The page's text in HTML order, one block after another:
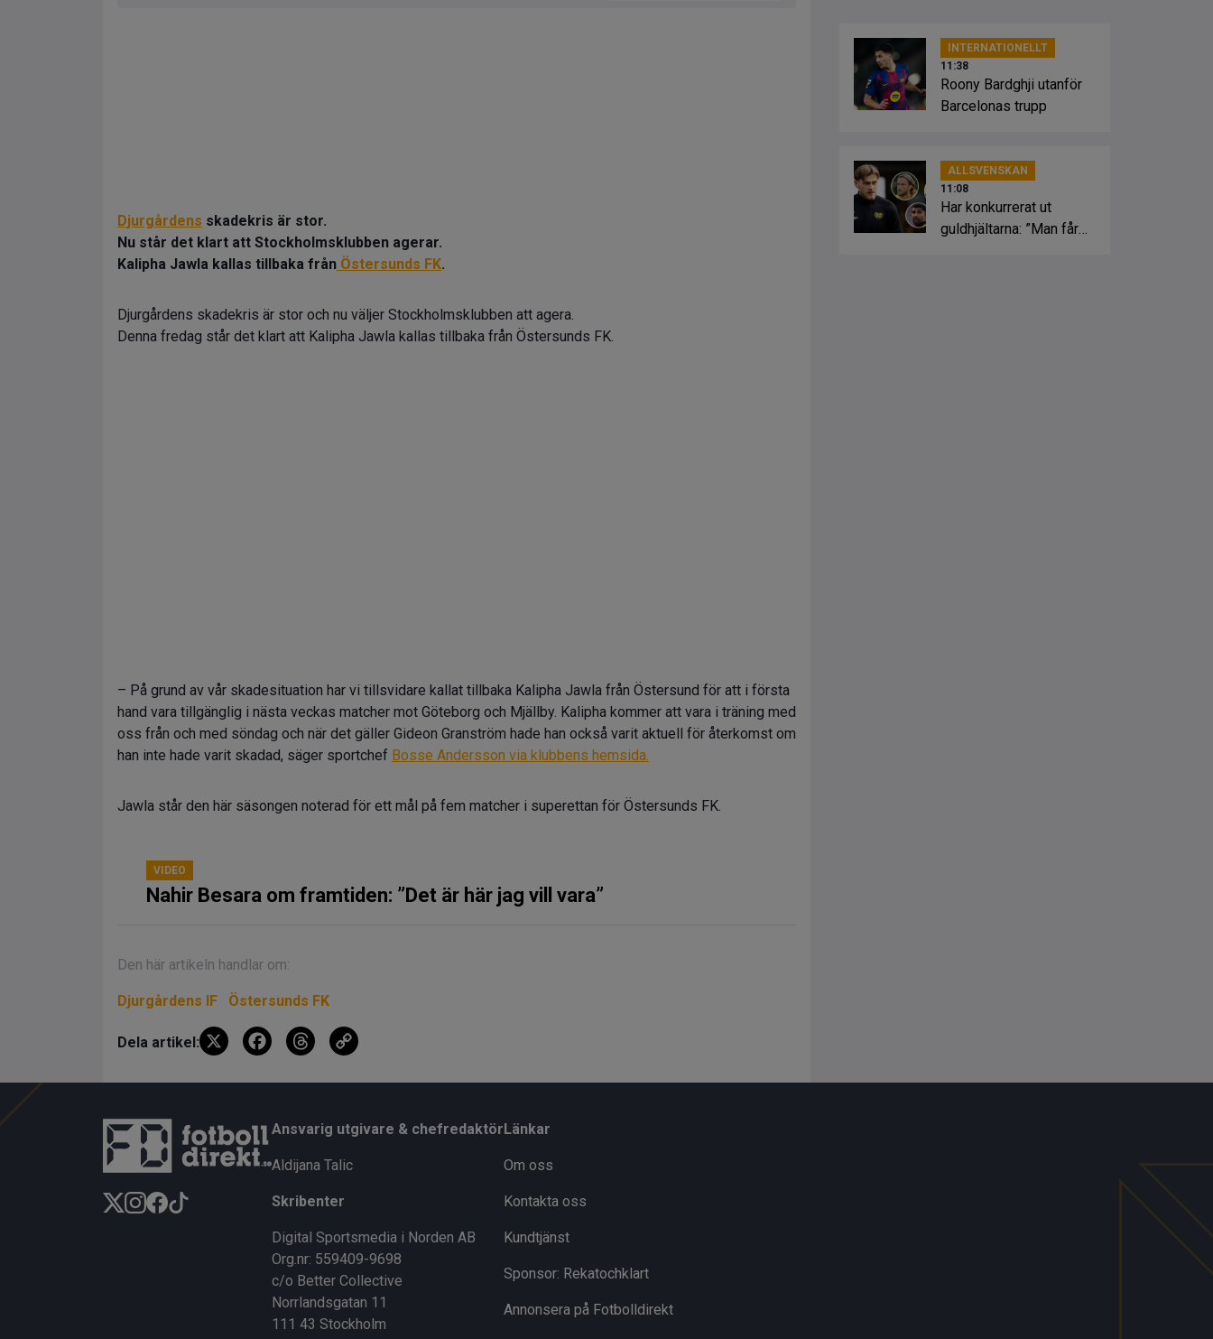
Djurgårdens skadekris är stor.
Nu står det klart att Stockholmsklubben agerar.
Kalipha Jawla kallas tillbaka från Östersunds FK.
Djurgårdens skadekris är stor och nu väljer Stockholmsklubben att agera.
Denna fredag står det klart att Kalipha Jawla kallas tillbaka från Östersunds FK.
– På grund av vår skadesituation har vi tillsvidare kallat tillbaka Kalipha Jawla från Östersund för att i första
hand vara tillgänglig i nästa veckas matcher mot Göteborg och Mjällby. Kalipha kommer att vara i träning med
oss från och med söndag och när det gäller Gideon Granström hade han också varit aktuell för återkomst om
han inte hade varit skadad, säger sportchef Bosse Andersson via klubbens hemsida.
Jawla står den här säsongen noterad för ett mål på fem matcher i superettan för Östersunds FK.
Nahir Besara om framtiden: ”Det är här jag vill vara”
INTERNATIONELLT
11:38
Roony Bardghji utanför
Barcelonas trupp
ALLSVENSKAN
11:08
Har konkurrerat ut
guldhjältarna: ”Man får